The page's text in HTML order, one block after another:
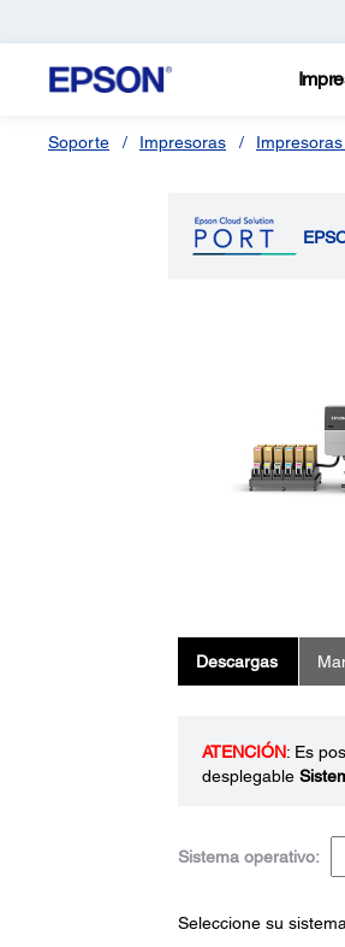
Soporte Impresoras
Descargas
ATENCIÓN: Es
desplegable
Sistema operativo:
Seleccione su